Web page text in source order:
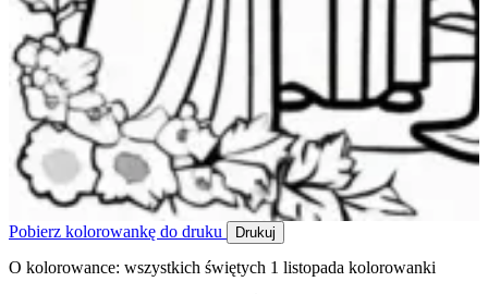
Pobierz kolorowankę do druku Drukuj
O kolorowance: wszystkich świętych 1 listopada kolorowanki